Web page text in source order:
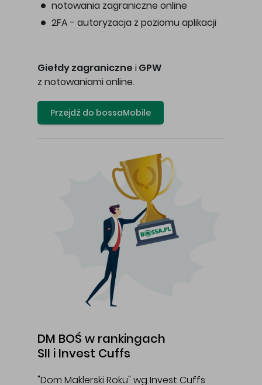
notowania zagraniczne online
2FA - autoryzacja z poziomu aplikacji
Giełdy zagraniczne i GPW
z notowaniami online.
Przejdź do bossaMobile
DM BOŚ w rankingach
SII i Invest Cuffs
"Dom Maklerski Roku" wg Invest Cuffs